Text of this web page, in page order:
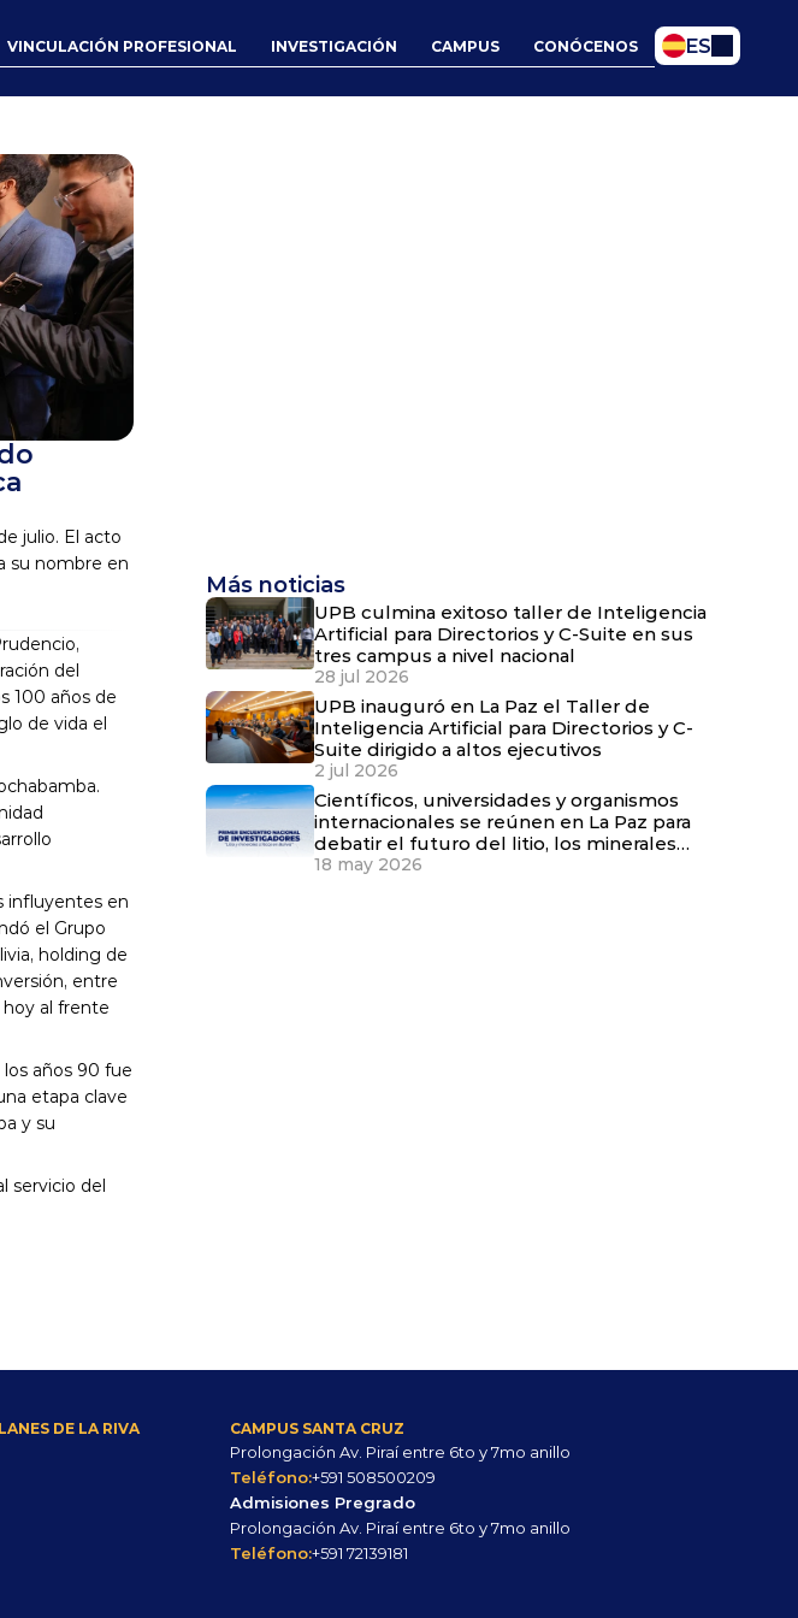
VINCULACIÓN PROFESIONAL INVESTIGACIÓN CAMPUS CONÓCENOS
Select Language
ES
julio. El acto
su nombre en
del
100 años de
de vida el
influyentes en
el Grupo
holding de
entre
al frente
años 90 fue
etapa clave
y su
servicio del
Más noticias
UPB culmina exitoso taller de Inteligencia
Artificial para Directorios y C-Suite en sus
tres campus a nivel nacional
28 jul 2026
UPB inauguró en La Paz el Taller de
Inteligencia Artificial para Directorios y C-
Suite dirigido a altos ejecutivos
2 jul 2026
Científicos, universidades y organismos
internacionales se reúnen en La Paz para
debatir el futuro del litio, los minerales
críticos y el agua en Bolivia
18 may 2026
DE LA RIVA CAMPUS SANTA CRUZ
Prolongación Av. Piraí entre 6to y 7mo anillo
Teléfono:+591 508500209
Admisiones Pregrado
Prolongación Av. Piraí entre 6to y 7mo anillo
Teléfono:+591 72139181